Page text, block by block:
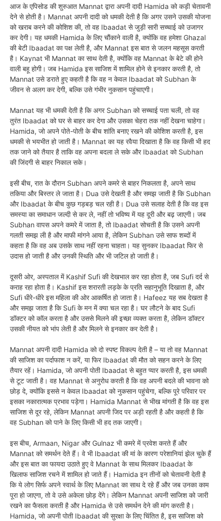
आज के एपिसोड की शुरुआत Mannat द्वारा अपनी दादी Hamida को कड़ी चेतावनी
देने से होती है। Mannat अपनी दादी को धमकी देती है कि अगर उसने उसकी योजना
को खराब करने की कोशिश की, तो वह Ibaadat से जुड़ी सारी सच्चाई को उजागर
कर देगी। यह धमकी Hamida के लिए चौंकाने वाली है, क्योंकि वह हमेशा Ghazal
की बेटी Ibaadat का पक्ष लेती है, और Mannat इस बात से जलन महसूस करती
है। Kaynat भी Mannat का साथ देती है, क्योंकि वह Mannat के बेटे की होने
वाली बहू होगी। जब Hamida इस साजिश में शामिल होने से इनकार करती है, तो
Mannat उसे डराते हुए कहती है कि वह न केवल Ibaadat को Subhan के
जीवन से अलग कर देगी, बल्कि उसे गंभीर नुकसान पहुंचाएगी।
Mannat यह भी धमकी देती है कि अगर Subhan को सच्चाई पता चली, तो वह
तुरंत Ibaadat को घर से बाहर कर देगा और उसका चेहरा तक नहीं देखना चाहेगा।
Hamida, जो अपने पोते-पोती के बीच शांति बनाए रखने की कोशिश करती है, इस
धमकी से भयभीत हो जाती है। Mannat का यह रवैया दिखाता है कि वह किसी भी हद
तक जाने को तैयार है ताकि वह अपना बदला ले सके और Ibaadat को Subhan
की जिंदगी से बाहर निकाल सके।
इसी बीच, रात के दौरान Subhan अपने कमरे से बाहर निकलता है, अपने साथ
तकिया और बिस्तर ले जाता है। Dua उसे देखती है और समझ जाती है कि Subhan
और Ibaadat के बीच कुछ गड़बड़ चल रही है। Dua उसे सलाह देती है कि वह इस
समस्या का समाधान जल्दी से कर ले, नहीं तो भविष्य में यह दूरी और बढ़ जाएगी। जब
Subhan वापस अपने कमरे में जाता है, तो Ibaadat सोचती है कि उसने अपनी
गलती समझ ली है और माफी मांगने आया है, लेकिन Subhan उसे साफ शब्दों में
कहता है कि वह अब उसके साथ नहीं रहना चाहता। यह सुनकर Ibaadat फिर से
उदास हो जाती है और उनकी स्थिति और भी जटिल हो जाती है।
दूसरी ओर, अस्पताल में Kashif Sufi की देखभाल कर रहा होता है, जब Sufi दर्द से
कराह रहा होता है। Kashif इस शरारती लड़के के प्रति सहानुभूति दिखाता है, और
Sufi धीरे-धीरे इस महिला की ओर आकर्षित हो जाता है। Hafeez यह सब देखता है
और समझ जाता है कि Sufi के मन में क्या चल रहा है। घर लौटने के बाद Sufi
डॉक्टर को कॉल करता है और उससे मिलने की इच्छा व्यक्त करता है, लेकिन डॉक्टर
उसकी नीयत को भांप लेती है और मिलने से इनकार कर देती है।
Mannat अपनी दादी Hamida को दो स्पष्ट विकल्प देती है – या तो वह Mannat
की साजिश का पर्दाफाश न करें, या फिर Ibaadat की मौत को सहन करने के लिए
तैयार रहें। Hamida, जो अपनी पोती Ibaadat से बहुत प्यार करती है, इस धमकी
से टूट जाती है। वह Mannat से अनुरोध करती है कि वह अपनी बदले की भावना को
छोड़ दे, क्योंकि इससे न केवल Ibaadat को नुकसान पहुंचेगा, बल्कि पूरे परिवार पर
इसका नकारात्मक प्रभाव पड़ेगा। Hamida Mannat से भीख मांगती है कि वह इस
साजिश से दूर रहे, लेकिन Mannat अपनी जिद पर अड़ी रहती है और कहती है कि
वह Subhan को पाने के लिए किसी भी हद तक जाएगी।
इस बीच, Armaan, Nigar और Gulnaz भी कमरे में प्रवेश करते हैं और
Mannat को समर्थन देते हैं। वे भी Ibaadat की मां के कारण परेशानियां झेल चुके हैं
और इस बात का फायदा उठाते हुए वे Mannat के साथ मिलकर Ibaadat के
खिलाफ साजिश रचने में शामिल हो जाते हैं। Hamida इन तीनों को चेतावनी देती है
कि ये लोग सिर्फ अपने स्वार्थ के लिए Mannat का साथ दे रहे हैं और जब उनका काम
पूरा हो जाएगा, तो वे उसे अकेला छोड़ देंगे। लेकिन Mannat अपनी साजिश को जारी
रखने का फैसला करती है और Hamida से उसे समर्थन देने की मांग करती है।
Hamida, जो अपनी पोती Ibaadat की सुरक्षा के लिए चिंतित है, इस साजिश को